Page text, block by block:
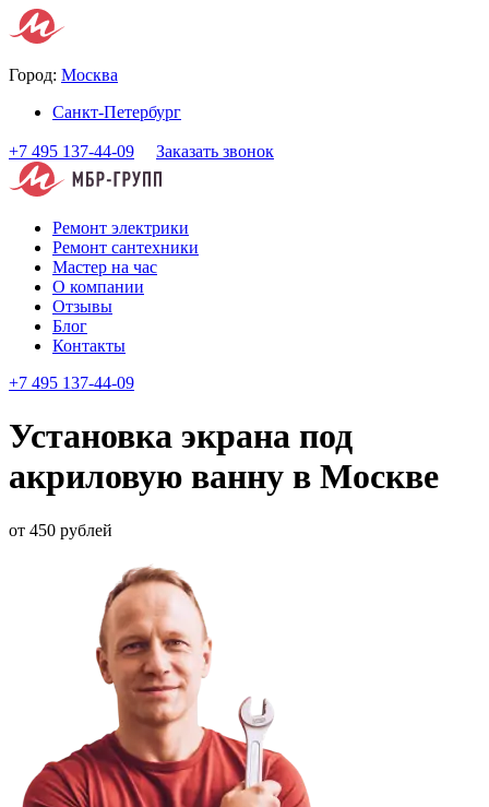
Город: Москва
Санкт-Петербург
+7 495 137-44-09 Заказать звонок
Ремонт электрики
Ремонт сантехники
Мастер на час
О компании
Отзывы
Блог
Контакты
+7 495 137-44-09
Установка экрана под
акриловую ванну в Москве
от 450 рублей